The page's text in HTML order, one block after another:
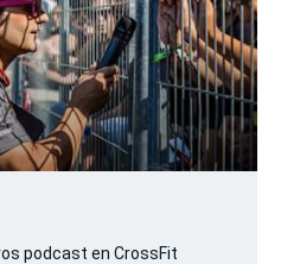
podcast en CrossFit